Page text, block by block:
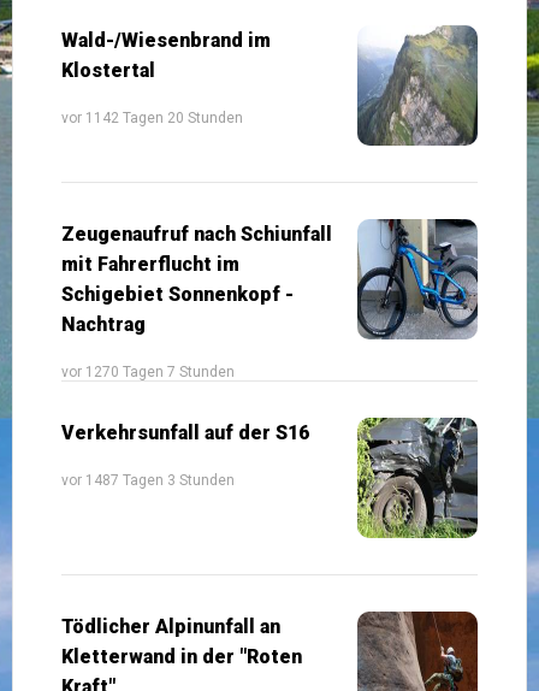
Wald-/Wiesenbrand im
Klostertal
vor 1142 Tagen 20 Stunden
Zeugenaufruf nach Schiunfall
mit Fahrerflucht im
Schigebiet Sonnenkopf -
Nachtrag
vor 1270 Tagen 7 Stunden
Verkehrsunfall auf der S16
vor 1487 Tagen 3 Stunden
Tödlicher Alpinunfall an
Kletterwand in der "Roten